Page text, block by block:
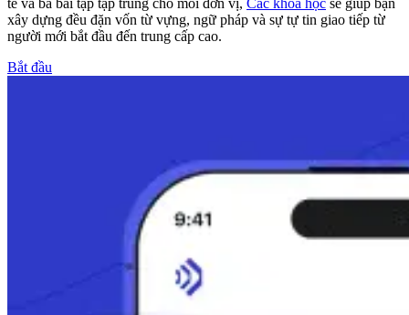
xây dựng đều đặn vốn từ vựng, ngữ pháp và sự tự tin giao tiếp từ
người mới bắt đầu đến trung cấp cao.
Bắt đầu